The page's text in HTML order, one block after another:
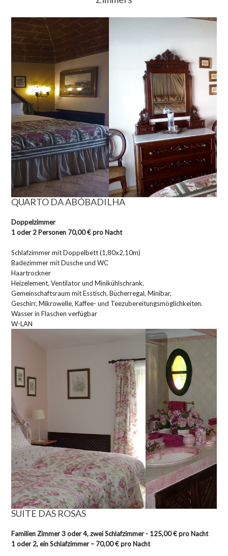
QUARTO DA ABÓBADILHA
Doppelzimmer
1 oder 2 Personen 70,00 € pro Nacht
Schlafzimmer mit Doppelbett (1,80x2,10m)
Badezimmer mit Dusche und WC
Haartrockner
Heizelement, Ventilator und Minikühlschrank.
Gemeinschaftsraum mit Esstisch, Bücherregal, Minibar,
Geschirr, Mikrowelle, Kaffee- und Teezubereitungsmöglichkeiten.
Wasser in Flaschen verfügbar
W-LAN
SUITE DAS ROSAS
Familien Zimmer3 oder 4, zwei Schlafzimmer - 125,00 € pro Nacht
1 oder 2, ein Schlafzimmer – 70,00 € pro Nacht